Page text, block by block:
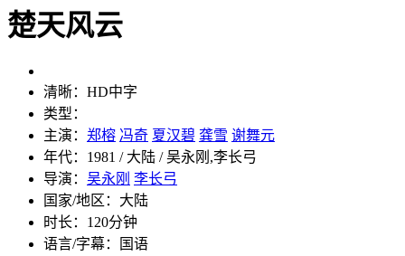
楚天风云
清晰： HD中字
类型：
主演： 郑榕 冯奇 夏汉碧 龚雪 谢舞元
年代： 1981 / 大陆 / 吴永刚,李长弓
导演： 吴永刚 李长弓
国家/地区： 大陆
时长： 120分钟
语言/字幕：
国语